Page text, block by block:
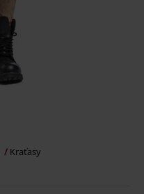
Kraťasy